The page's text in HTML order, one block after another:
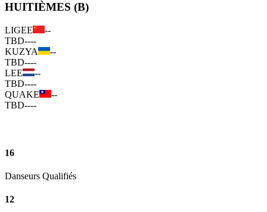
HUITIÈMES (B)
LIGEE
--
TBD----
KUZYA
--
TBD----
LEE
--
TBD----
QUAKE
--
TBD----
16
Danseurs Qualifiés
12